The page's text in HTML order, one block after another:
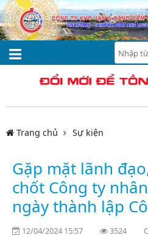
Trang chủ Sự kiện
Gặp mặt lãnh
chốt Công ty
ngày thành lập
12/04/2024 15:57 3524